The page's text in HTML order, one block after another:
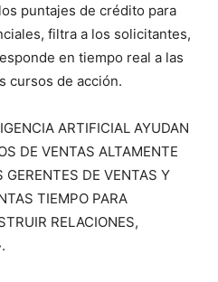
puntajes de crédito para
filtra a los solicitantes,
en tiempo real a las
cursos de acción.
ARTIFICIAL AYUDAN
DE VENTAS ALTAMENTE
DE VENTAS Y
TIEMPO PARA
RELACIONES,